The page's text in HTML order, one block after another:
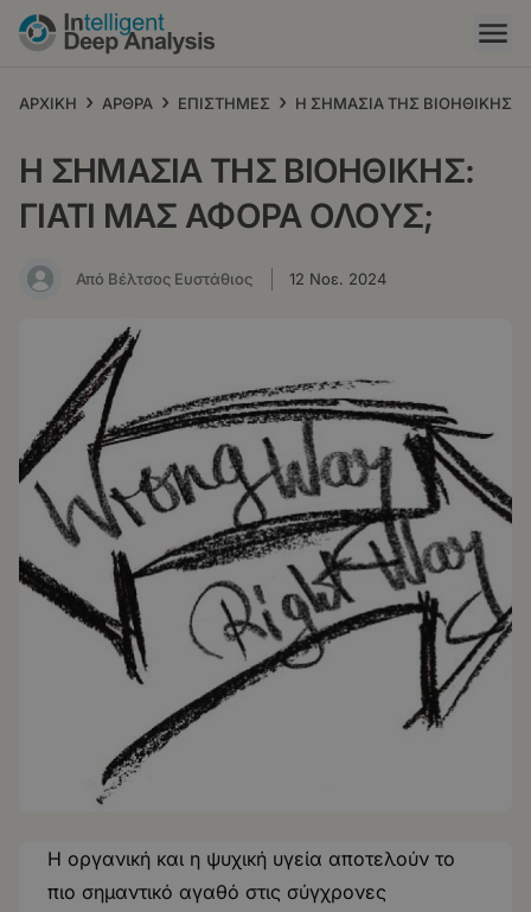
Παράκαμψη
προς
κυρίως
ΑΡΧΙΚΗ › ΑΡΘΡΑ › ΕΠΙΣΤΗΜΕΣ › Η ΣΗΜΑΣΙΑ ΤΗΣ ΒΙΟΗΘΙΚΗΣ:
Η ΣΗΜΑΣΙΑ ΤΗΣ ΒΙΟΗΘΙΚΗΣ:
ΓΙΑΤΙ ΜΑΣ ΑΦΟΡΑ ΟΛΟΥΣ;
Από Βέλτσος Ευστάθιος 12 Νοε. 2024
Η οργανική και η ψυχική υγεία αποτελούν το
πιο σημαντικό αγαθό στις σύγχρονες